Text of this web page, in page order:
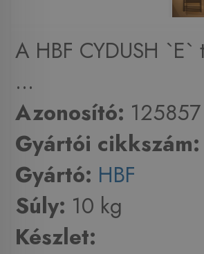
A HBF CYDUSH
...
Azonosító: 125857
Gyártói cikkszám:
Gyártó: HBF
Súly: 10 kg
Készlet: